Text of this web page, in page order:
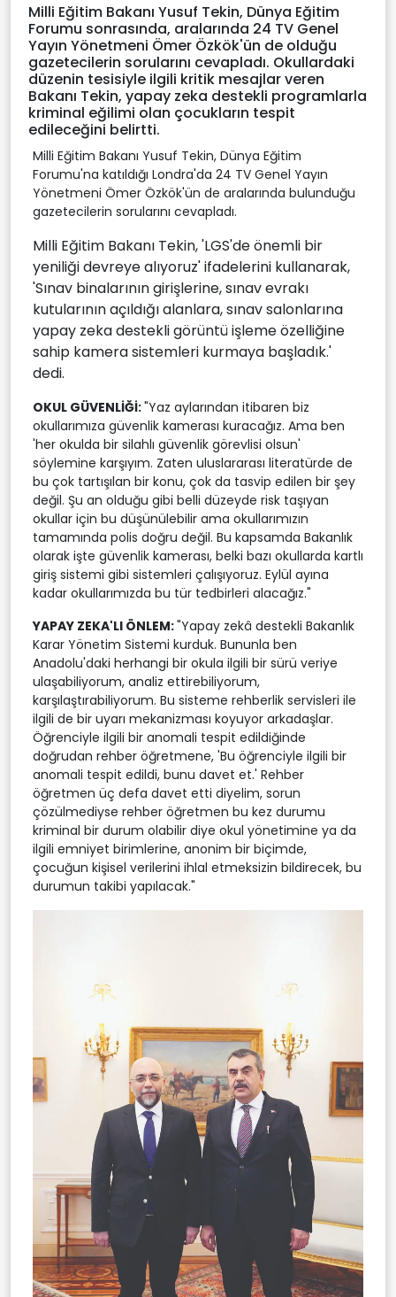
Milli Eğitim Bakanı Yusuf Tekin, Dünya Eğitim
Forumu sonrasında, aralarında 24 TV Genel
Yayın Yönetmeni Ömer Özkök'ün de olduğu
gazetecilerin sorularını cevapladı. Okullardaki
düzenin tesisiyle ilgili kritik mesajlar veren
Bakanı Tekin, yapay zeka destekli programlarla
kriminal eğilimi olan çocukların tespit
edileceğini belirtti.
Milli Eğitim Bakanı Yusuf Tekin, Dünya Eğitim
Forumu'na katıldığı Londra'da 24 TV Genel Yayın
Yönetmeni Ömer Özkök'ün de aralarında bulunduğu
gazetecilerin sorularını cevapladı.
Milli Eğitim Bakanı Tekin, 'LGS'de önemli bir
yeniliği devreye alıyoruz' ifadelerini kullanarak,
'Sınav binalarının girişlerine, sınav evrakı
kutularının açıldığı alanlara, sınav salonlarına
yapay zeka destekli görüntü işleme özelliğine
sahip kamera sistemleri kurmaya başladık.'
dedi.
OKUL GÜVENLİĞİ:"Yaz aylarından itibaren biz
okullarımıza güvenlik kamerası kuracağız. Ama ben
'her okulda bir silahlı güvenlik görevlisi olsun'
söylemine karşıyım. Zaten uluslararası literatürde de
bu çok tartışılan bir konu, çok da tasvip edilen bir şey
değil. Şu an olduğu gibi belli düzeyde risk taşıyan
okullar için bu düşünülebilir ama okullarımızın
tamamında polis doğru değil. Bu kapsamda Bakanlık
olarak işte güvenlik kamerası, belki bazı okullarda kartlı
giriş sistemi gibi sistemleri çalışıyoruz. Eylül ayına
kadar okullarımızda bu tür tedbirleri alacağız."
YAPAY ZEKA'LI ÖNLEM:"Yapay zekâ destekli Bakanlık
Karar Yönetim Sistemi kurduk. Bununla ben
Anadolu'daki herhangi bir okula ilgili bir sürü veriye
ulaşabiliyorum, analiz ettirebiliyorum,
karşılaştırabiliyorum. Bu sisteme rehberlik servisleri ile
ilgili de bir uyarı mekanizması koyuyor arkadaşlar.
Öğrenciyle ilgili bir anomali tespit edildiğinde
doğrudan rehber öğretmene, 'Bu öğrenciyle ilgili bir
anomali tespit edildi, bunu davet et.' Rehber
öğretmen üç defa davet etti diyelim, sorun
çözülmediyse rehber öğretmen bu kez durumu
kriminal bir durum olabilir diye okul yönetimine ya da
ilgili emniyet birimlerine, anonim bir biçimde,
çocuğun kişisel verilerini ihlal etmeksizin bildirecek, bu
durumun takibi yapılacak."